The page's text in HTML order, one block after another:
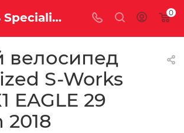
Купить Specialized S-Works Epic XX1 EAGLE 29 women 2018 за рублей, а со скидкой 0
велосипед
S-Works
EAGLE 29